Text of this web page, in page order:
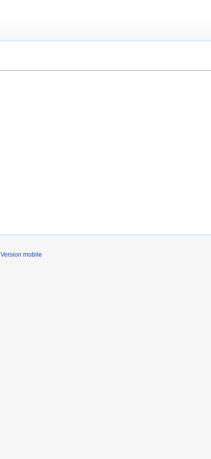
Version mobile